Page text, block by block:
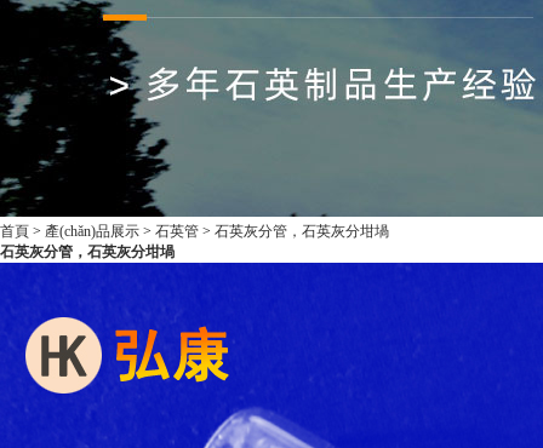
首頁 > 產(chǎn)品展示 > 石英管 > 石英灰分管，石英灰分坩堝
石英灰分管，石英灰分坩堝